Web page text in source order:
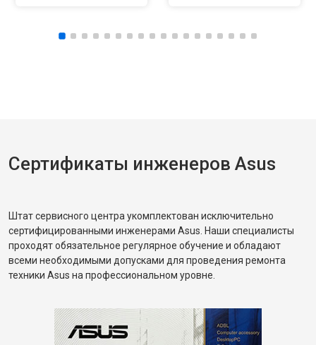
Сертификаты инженеров Asus
Штат сервисного центра укомплектован исключительно
сертифицированными инженерами Asus. Наши специалисты
проходят обязательное регулярное обучение и обладают
всеми необходимыми допусками для проведения ремонта
техники Asus на профессиональном уровне.